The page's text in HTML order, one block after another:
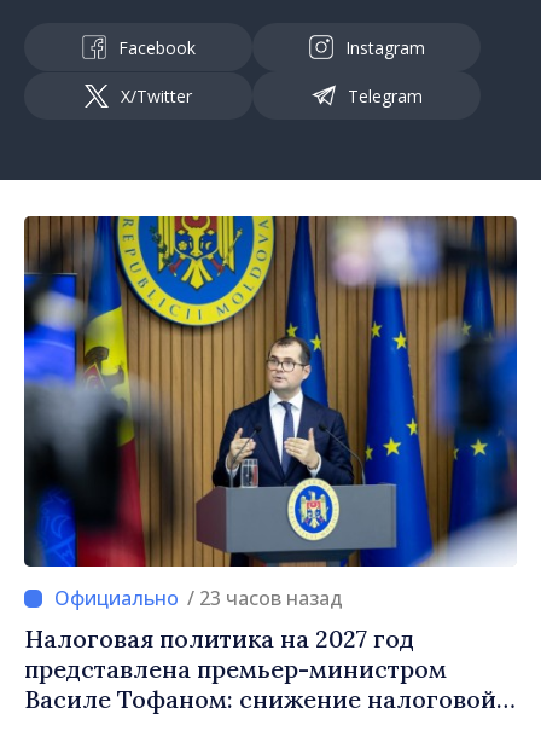
Facebook Instagram
X/Twitter Telegram
/ 23 часов назад
Налоговая политика на 2027 год
представлена премьер-министром
Василе Тофаном: снижение налоговой